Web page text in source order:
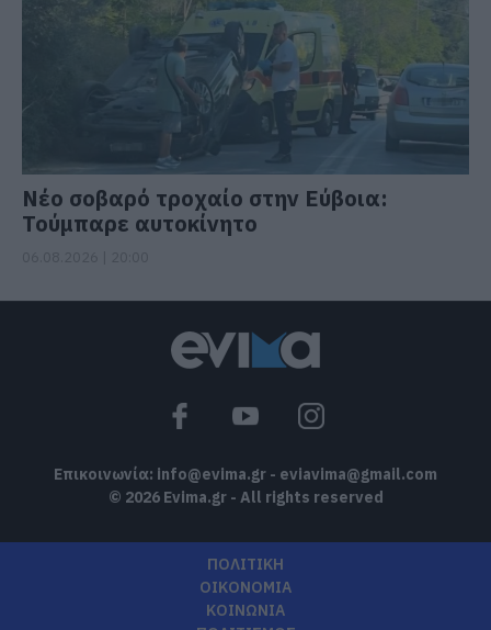
Νέο σοβαρό τροχαίο στην Εύβοια:
Τούμπαρε αυτοκίνητο
Επικοινωνία: info@evima.gr - eviavima@gmail.com
© 2026 Evima.gr - All rights reserved
ΠΟΛΙΤΙΚΗ
ΟΙΚΟΝΟΜΙΑ
ΚΟΙΝΩΝΙΑ